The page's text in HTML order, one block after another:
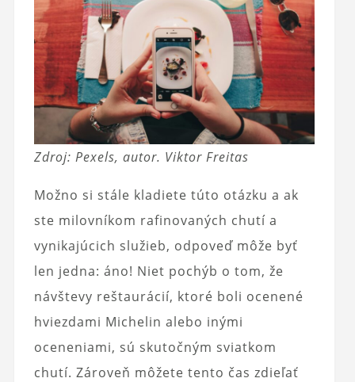
Zdroj: Pexels, autor. Viktor Freitas
Možno si stále kladiete túto otázku a ak
ste milovníkom rafinovaných chutí a
vynikajúcich služieb, odpoveď môže byť
len jedna: áno! Niet pochýb o tom, že
návštevy reštaurácií, ktoré boli ocenené
hviezdami Michelin alebo inými
oceneniami, sú skutočným sviatkom
chutí. Zároveň môžete tento čas zdieľať